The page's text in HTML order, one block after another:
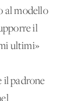
al modello
il
ultimi»
il padrone